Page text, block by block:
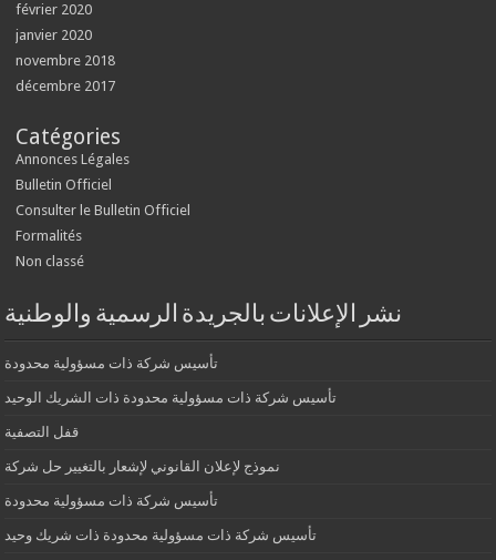
février 2020
janvier 2020
novembre 2018
décembre 2017
Catégories
Annonces Légales
Bulletin Officiel
Consulter le Bulletin Officiel
Formalités
Non classé
نشر الإعلانات بالجريدة الرسمية والوطنية
تأسيس شركة ذات مسؤولية محدودة
تأسيس شركة ذات مسؤولية محدودة ذات الشريك الوحيد
قفل التصفية
نموذج لإعلان القانوني لإشعار بالتغيير حل شركة
تأسيس شركة ذات مسؤولية محدودة
تأسيس شركة ذات مسؤولية محدودة ذات شريك وحيد